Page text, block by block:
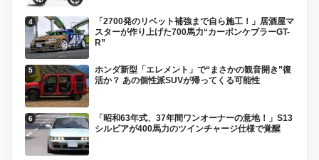
「2700発のリベット補強まで自ら施工！」居酒屋マ
スターが作り上げた700馬力“カーボンケブラーGT-
R”
ホンダ新型「エレメント」で“まさかの観音開き”復
活か？ あの個性派SUVが帰ってくる可能性
「昭和63年式、37年間ワンオーナーの意地！」S13
シルビアが400馬力のツインチャージ仕様で覚醒